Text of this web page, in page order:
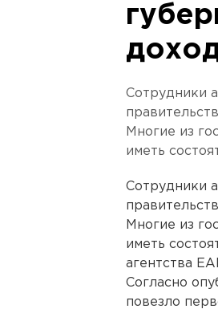
Сотрудники
Многие из
иметь
Сотрудники
Многие из
иметь
агентства
Согласно
повезло